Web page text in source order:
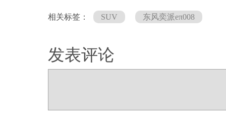
相关标签： SUV 东风奕派eπ008
发表评论